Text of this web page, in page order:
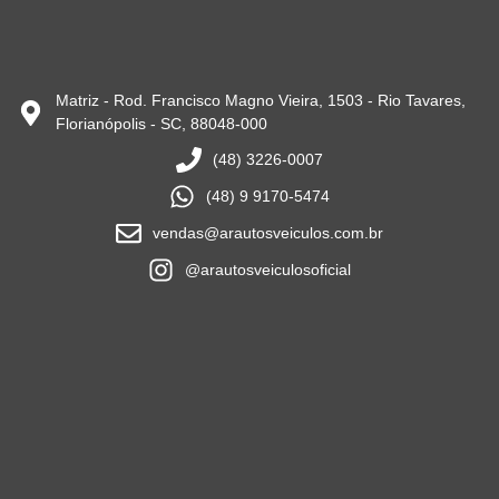
Matriz - Rod. Francisco Magno Vieira, 1503 - Rio Tavares,
Florianópolis - SC, 88048-000
(48) 3226-0007
(48) 9 9170-5474
vendas@arautosveiculos.com.br
@arautosveiculosoficial